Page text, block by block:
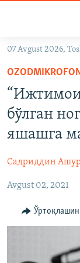
Асосий
навигацияга
ўтинг
Қидиришга
ўтинг
OZODVIDEO
OZODARXIV
На русском
ИЖТИМОИЙ
Озодлик
07 Avgust 2026,
бўлган
яшашга
Садриддин
Avgust 02, 2021